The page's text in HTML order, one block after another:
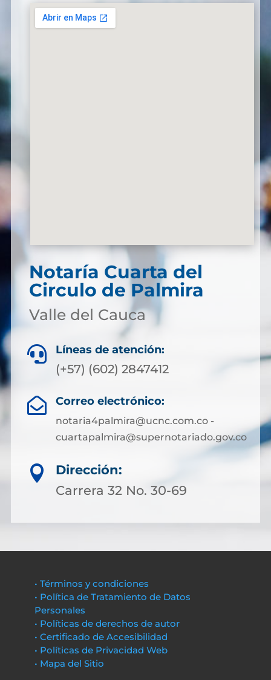
Notaría Cuarta del
Circulo de Palmira
Valle del Cauca
 Líneas de atención:
(+57) (602) 2847412
 Correo electrónico:
notaria4palmira@ucnc.com.co -
cuartapalmira@supernotariado.gov.co

Dirección:
Carrera 32 No. 30-69
• Términos y condiciones
• Política de Tratamiento de Datos
Personales
• Políticas de derechos de autor
• Certificado de Accesibilidad
• Políticas de Privacidad Web
• Mapa del Sitio